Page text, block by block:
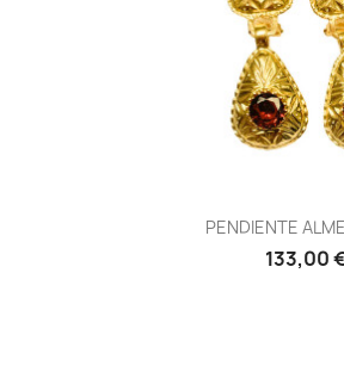
Vista
PENDIENTE
133,00